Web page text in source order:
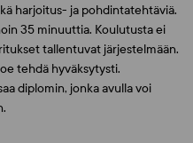
harjoitus- ja pohdintatehtäviä.
35 minuuttia. Koulutusta ei
tallentuvat järjestelmään.
tehdä hyväksytysti.
diplomin, jonka avulla voi